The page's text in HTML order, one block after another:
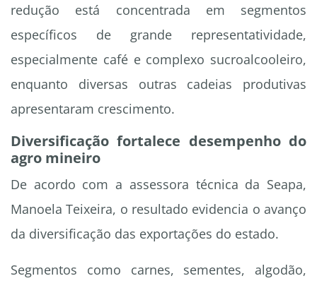
redução está concentrada em segmentos
específicos de grande representatividade,
especialmente café e complexo sucroalcooleiro,
enquanto diversas outras cadeias produtivas
apresentaram crescimento.
Diversificação fortalece desempenho do
agro mineiro
De acordo com a assessora técnica da Seapa,
Manoela Teixeira, o resultado evidencia o avanço
da diversificação das exportações do estado.
Segmentos como carnes, sementes, algodão,